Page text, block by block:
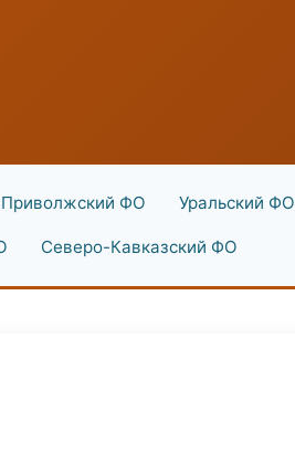
Приволжский ФО Уральский ФО
Северо-Кавказский ФО